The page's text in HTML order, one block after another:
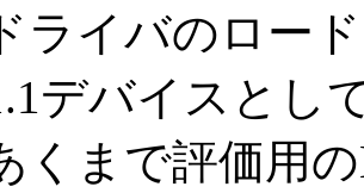
ライバのロー
デバイスとし
くまで評価用